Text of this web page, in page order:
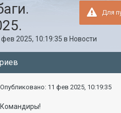
Для
фев 2025, 10:19:35 в Новости
Опубликовано: 11 фев 2025, 10:19:35
Командиры!